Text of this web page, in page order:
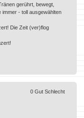
gerührt, bewegt,
- toll ausgewählten
Die Zeit (ver)flog
0 Gut Schlecht